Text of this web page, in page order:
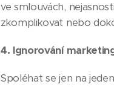
ve smlouvách,
zkomplikovat nebo
4. Ignorování
Spoléhat se jen na